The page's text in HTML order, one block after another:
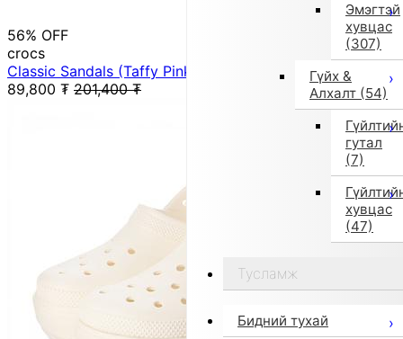
Эмэгтэй
хувцас
(307)
Гүйх &
Алхалт (54)
гутал
(7)
хувцас
(47)
Тусламж
Бидний тухай
56% OFF
crocs
Classic Sandals (Taffy Pink)
89,800 ₮ 201,400 ₮